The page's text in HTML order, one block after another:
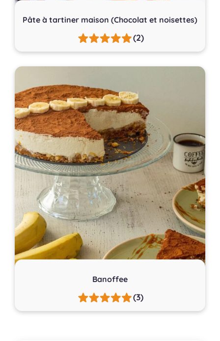
Pâte à tartiner maison (Chocolat et noisettes)
(2)
Banoffee
(3)